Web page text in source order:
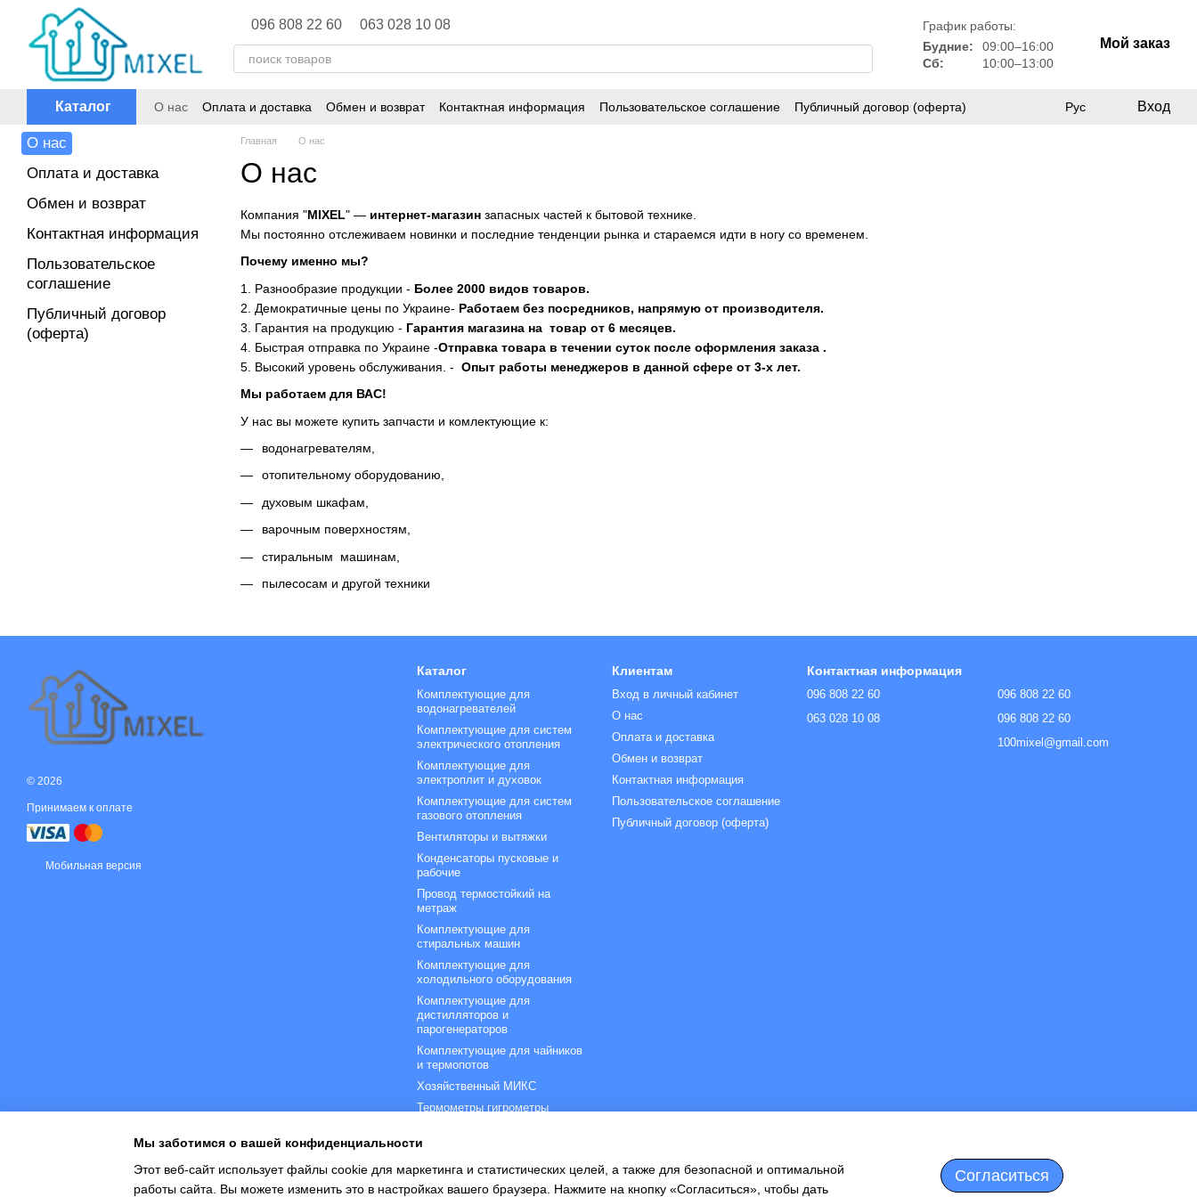
Перейти к основному контенту
096 808 22 60 063 028 10 08
График работы:
Будние:
09:00–16:00
Сб:
10:00–13:00
Мой заказ
Каталог О нас Оплата и доставка Обмен и возврат Контактная информация Пользовательское соглашение Публичный договор (оферта) Рус Вход
Главная О нас
О нас
Компания "MIXEL" — интернет-магазин запасных частей к бытовой технике.
Мы постоянно отслеживаем новинки и последние тенденции рынка и стараемся идти в ногу со временем.
Почему именно мы?
1. Разнообразие продукции - Более 2000 видов товаров.
2. Демократичные цены по Украине- Работаем без посредников, напрямую от производителя.
3. Гарантия на продукцию - Гарантия магазина на товар от 6 месяцев.
4. Быстрая отправка по Украине -Отправка товара в течении суток после оформления заказа .
5. Высокий уровень обслуживания. - Опыт работы менеджеров в данной сфере от 3-х лет.
Мы работаем для ВАС!
У нас вы можете купить запчасти и комлектующие к:
водонагревателям,
отопительному оборудованию,
духовым шкафам,
варочным поверхностям,
стиральным машинам,
пылесосам и другой техники
О нас
Оплата и доставка
Обмен и возврат
Контактная информация
Пользовательское
соглашение
Публичный договор
(оферта)
© 2026
Принимаем к оплате
Мобильная версия
Каталог
Комплектующие для
водонагревателей
Комплектующие для систем
электрического отопления
Комплектующие для
электроплит и духовок
Комплектующие для систем
газового отопления
Вентиляторы и вытяжки
Конденсаторы пусковые и
рабочие
Провод термостойкий на
метраж
Комплектующие для
стиральных машин
Комплектующие для
холодильного оборудования
Комплектующие для
дистилляторов и
парогенераторов
Комплектующие для чайников
и термопотов
Хозяйственный МИКС
Термометры гигрометры
Терморегуляторы,
температуры
Клиентам
Вход в личный кабинет
О нас
Оплата и доставка
Обмен и возврат
Контактная информация
Пользовательское соглашение
Публичный договор (оферта)
Контактная информация
096 808 22 60
063 028 10 08
096 808 22 60
096 808 22 60
100mixel@gmail.com
Мы заботимся о вашей конфиденциальности
Этот веб-сайт использует файлы cookie для маркетинга и статистических целей, а также для безопасной и оптимальной
работы сайта. Вы можете изменить это в настройках вашего браузера. Нажмите на кнопку «Согласиться», чтобы дать
Согласиться